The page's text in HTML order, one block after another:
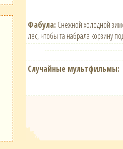
Фабула: Снежной холодной
лес, чтобы та набрала корзину
Случайные мультфильмы: